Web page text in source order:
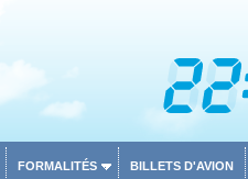
FORMALITÉS BILLETS D'AVION